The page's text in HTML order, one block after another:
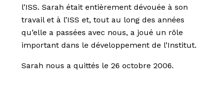
l’ISS. Sarah était entièrement dévouée à son
travail et à l’ISS et, tout au long des années
qu’elle a passées avec nous, a joué un rôle
important dans le développement de l’Institut.
Sarah nous a quittés le 26 octobre 2006.